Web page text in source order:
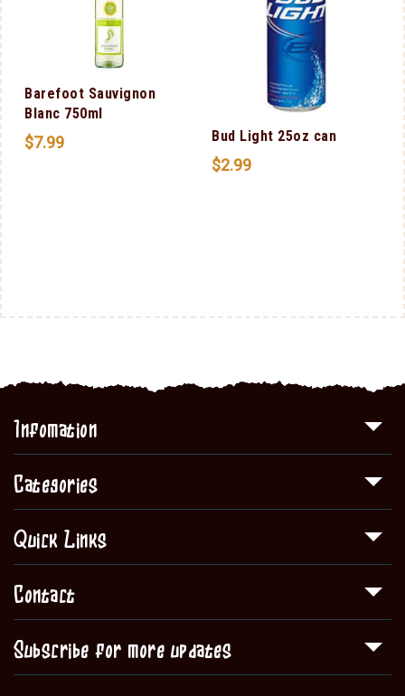
Barefoot Sauvignon
Blanc 750ml
$7.99 Bud Light 25oz can
$2.99
Infomation
Categories
Quick Links
Contact
Subscribe for more updates